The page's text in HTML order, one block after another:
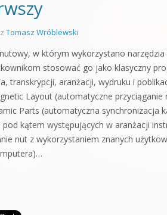
Kontakt 5 Kompendium
Pakiety
Tomasz Wróblewski
w którym wykorzystano narzędzia
stosować go jako klasyczny
transkrypcji, aranżacji, wydruku i
Layout (automatyczne przyciąganie
Parts (automatyczna synchronizacja
kątem występujących w aranżacji
nut z wykorzystaniem znanych